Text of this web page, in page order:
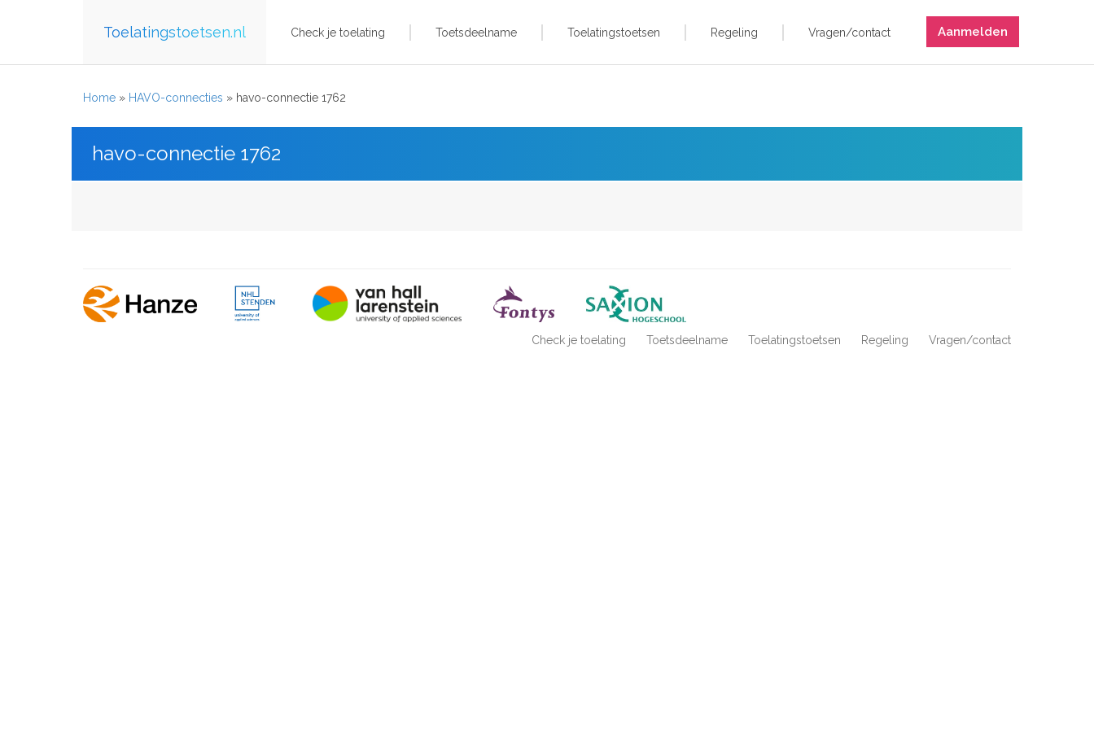
Toelatingstoetsen.nl Check je toelating Toetsdeelname Toelatingstoetsen Regeling Vragen/contact Aanmelden
Home » HAVO-connecties » havo-connectie 1762
havo-connectie 1762
Check je toelating Toetsdeelname Toelatingstoetsen Regeling Vragen/contact